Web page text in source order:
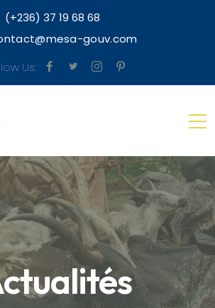
(+236) 37 19 68 68
gouv.com
Us: